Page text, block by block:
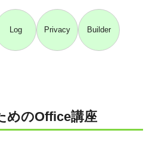
Log Privacy Builder
めのOffice講座